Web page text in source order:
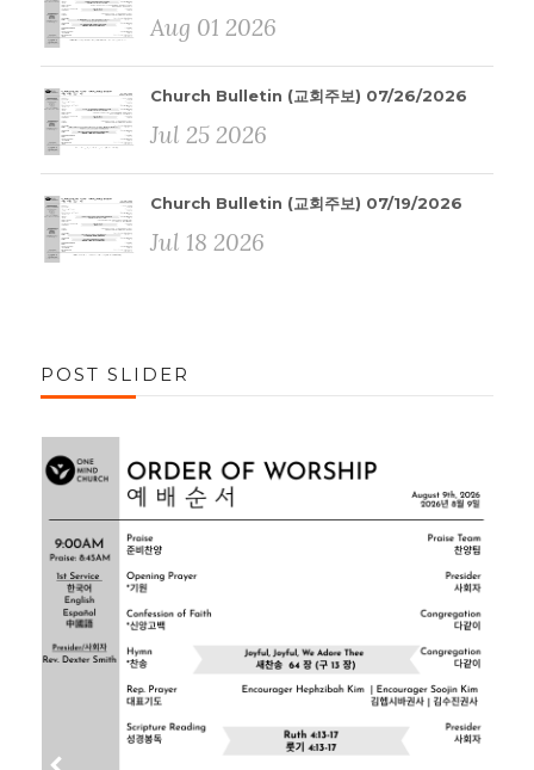
Aug 01 2026
Church Bulletin (교회주보) 07/26/2026
Jul 25 2026
Church Bulletin (교회주보) 07/19/2026
Jul 18 2026
POST SLIDER